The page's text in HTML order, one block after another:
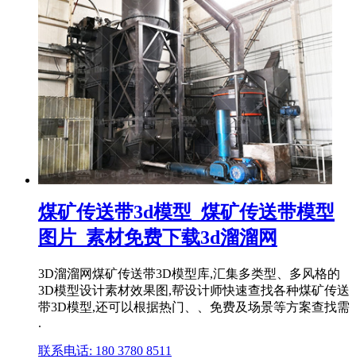
煤矿传送带3d模型_煤矿传送带模型
图片_素材免费下载3d溜溜网
3D溜溜网煤矿传送带3D模型库,汇集多类型、多风格的
3D模型设计素材效果图,帮设计师快速查找各种煤矿传送
带3D模型,还可以根据热门、、免费及场景等方案查找需
.
联系电话: 180 3780 8511